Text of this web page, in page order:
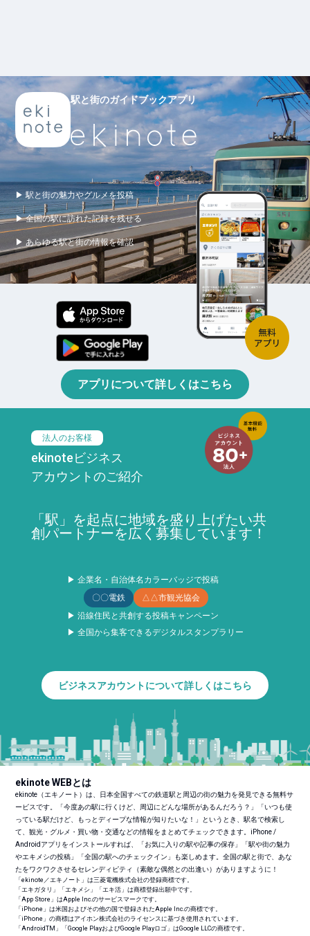
駅と街のガイドブックアプリ
▶ 駅と街の魅力やグルメを投稿
▶ 全国の駅に訪れた記録を残せる
▶ あらゆる駅と街の情報を確認
アプリについて詳しくはこちら
法人のお客様
ekinoteビジネス
アカウントのご紹介
「駅」を起点に地域を盛り上げたい共
創パートナーを広く募集しています！
▶ 企業名・自治体名カラーバッジで投稿
〇〇電鉄
△△市観光協会
▶ 沿線住民と共創する投稿キャンペーン
▶ 全国から集客できるデジタルスタンプラリー
ビジネスアカウントについて詳しくはこちら
ekinote WEBとは
ekinote（エキノート）は、日本全国すべての鉄道駅と周辺の街の魅力を発見できる無料サ
ービスです。「今度あの駅に行くけど、周辺にどんな場所があるんだろう？」「いつも使
っている駅だけど、もっとディープな情報が知りたいな！」というとき、駅名で検索し
て、観光・グルメ・買い物・交通などの情報をまとめてチェックできます。iPhone /
Androidアプリをインストールすれば、「お気に入りの駅や記事の保存」「駅や街の魅力
やエキメシの投稿」「全国の駅へのチェックイン」も楽しめます。全国の駅と街で、あな
たをワクワクさせるセレンディピティ（素敵な偶然との出逢い）がありますように！
「ekinote／エキノート」は三菱電機株式会社の登録商標です。
「エキガタリ」「エキメシ」「エキ活」は商標登録出願中です。
「App Store」はApple Inc.のサービスマークです。
「iPhone」は米国およびその他の国で登録されたApple Inc.の商標です。
「iPhone」の商標はアイホン株式会社のライセンスに基づき使用されています。
「AndroidTM 」「Google PlayおよびGoogle Playロゴ」はGoogle LLCの商標です。